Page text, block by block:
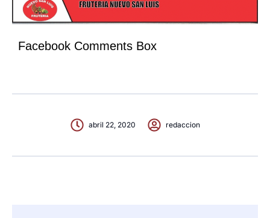
Facebook Comments Box
abril 22, 2020 redaccion